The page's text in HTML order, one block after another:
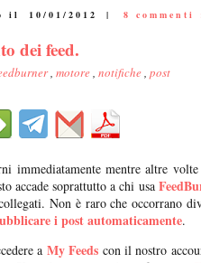
il 10/01/2012 | 8 commenti
dei feed.
, motore, notifiche, post
immediatamente mentre altre
accade soprattutto a chi usa
Non è raro che occorrano
i post automaticamente.
a My Feeds con il nostro